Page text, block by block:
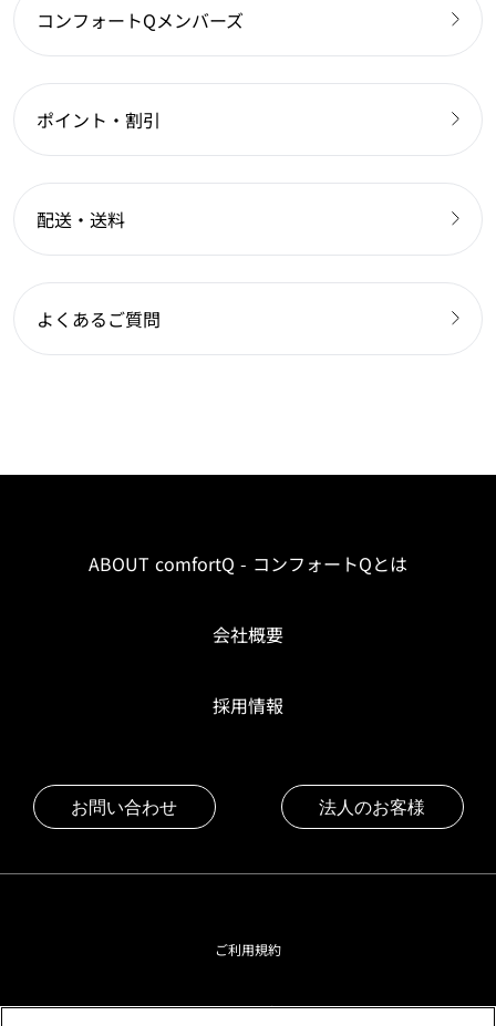
コンフォートQメンバーズ
ポイント・割引
配送・送料
よくあるご質問
ABOUT comfortQ - コンフォートQとは
会社概要
採用情報
お問い合わせ 法人のお客様
ご利用規約
プライバシーポリシー